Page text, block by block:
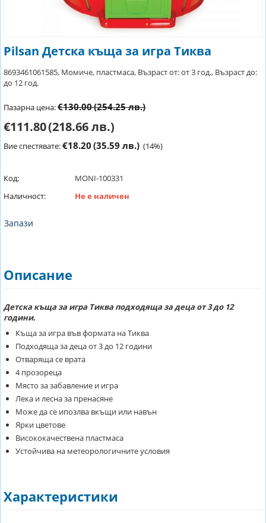
Pilsan Детска къща за игра Тиква
8693461061585, Момиче, пластмаса, Възраст от: от 3 год., Възраст до:
до 12 год.
Пазарна цена:€130.00(254.25 лв.)
€111.80(218.66 лв.)
Вие спестявате:€18.20 (35.59 лв.) (14%)
Код:
MONI-100331
Наличност:
Не е наличен
Запази
Описание
Детска къща за игра Тиква подходяща за деца от 3 до 12
години.
Къща за игра във формата на Тиква
Подходяща за деца от 3 до 12 години
Отваряща се врата
4 прозореца
Място за забавление и игра
Лека и лесна за пренасяне
Може да се ипозлва вкъщи или навън
Ярки цветове
Висококачествена пластмаса
Устойчива на метеорологичните условия
Характеристики